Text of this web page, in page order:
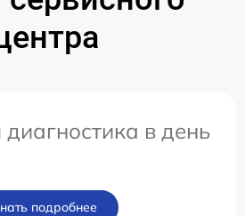
в день
подробнее